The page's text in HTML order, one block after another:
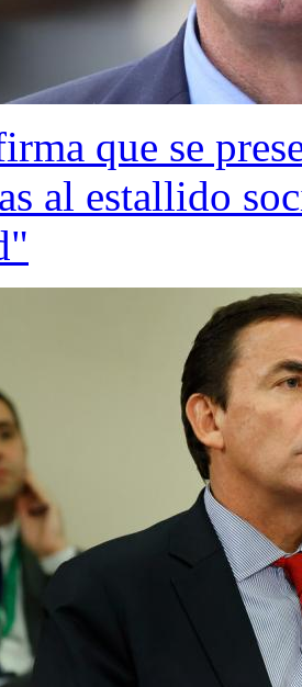
que se
al estallido